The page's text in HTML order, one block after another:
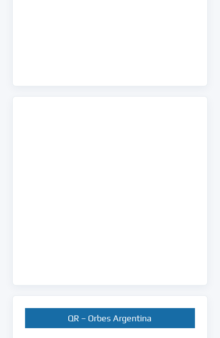
QR – Orbes Argentina